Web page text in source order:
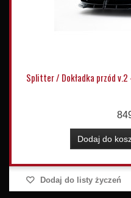
Splitter / Dokładka przód v.2
Dodaj do
Dodaj do listy życzeń